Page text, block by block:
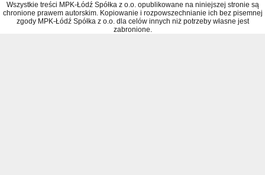
Wszystkie treści MPK-Łódź Spółka z o.o. opublikowane na niniejszej stronie są
chronione prawem autorskim. Kopiowanie i rozpowszechnianie ich bez pisemnej
zgody MPK-Łódź Spółka z o.o. dla celów innych niż potrzeby własne jest
zabronione.